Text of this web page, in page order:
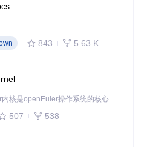
843 5.63 K
openEuler内核是openEuler操作系统的核心，既是系统性能与稳定性的基石，也是连接处理器、设备与服务的桥梁。
507 538